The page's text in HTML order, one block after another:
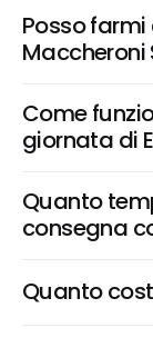
Posso
Maccheroni
Come
giornata di
Quanto
consegna
Quanto